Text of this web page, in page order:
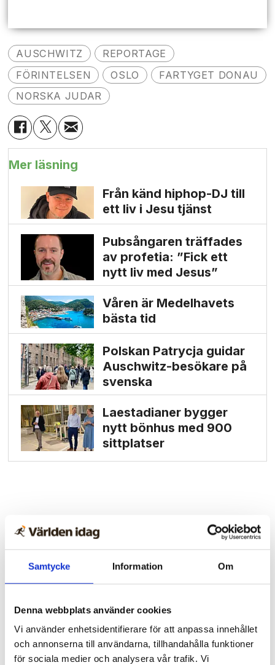
Samtycke Information Om
Denna webbplats använder cookies
Vi använder enhetsidentifierare för att anpassa innehållet
och annonserna till användarna, tillhandahålla funktioner
för sociala medier och analysera vår trafik. Vi
AUSCHWITZ
REPORTAGE
FÖRINTELSEN
OSLO
FARTYGET DONAU
NORSKA JUDAR
Mer läsning
Från känd hiphop-DJ till
ett liv i Jesu tjänst
Pubsångaren träffades
av profetia: ”Fick ett
nytt liv med Jesus”
Våren är Medelhavets
bästa tid
Polskan Patrycja guidar
Auschwitz-besökare på
svenska
Laestadianer bygger
nytt bönhus med 900
sittplatser